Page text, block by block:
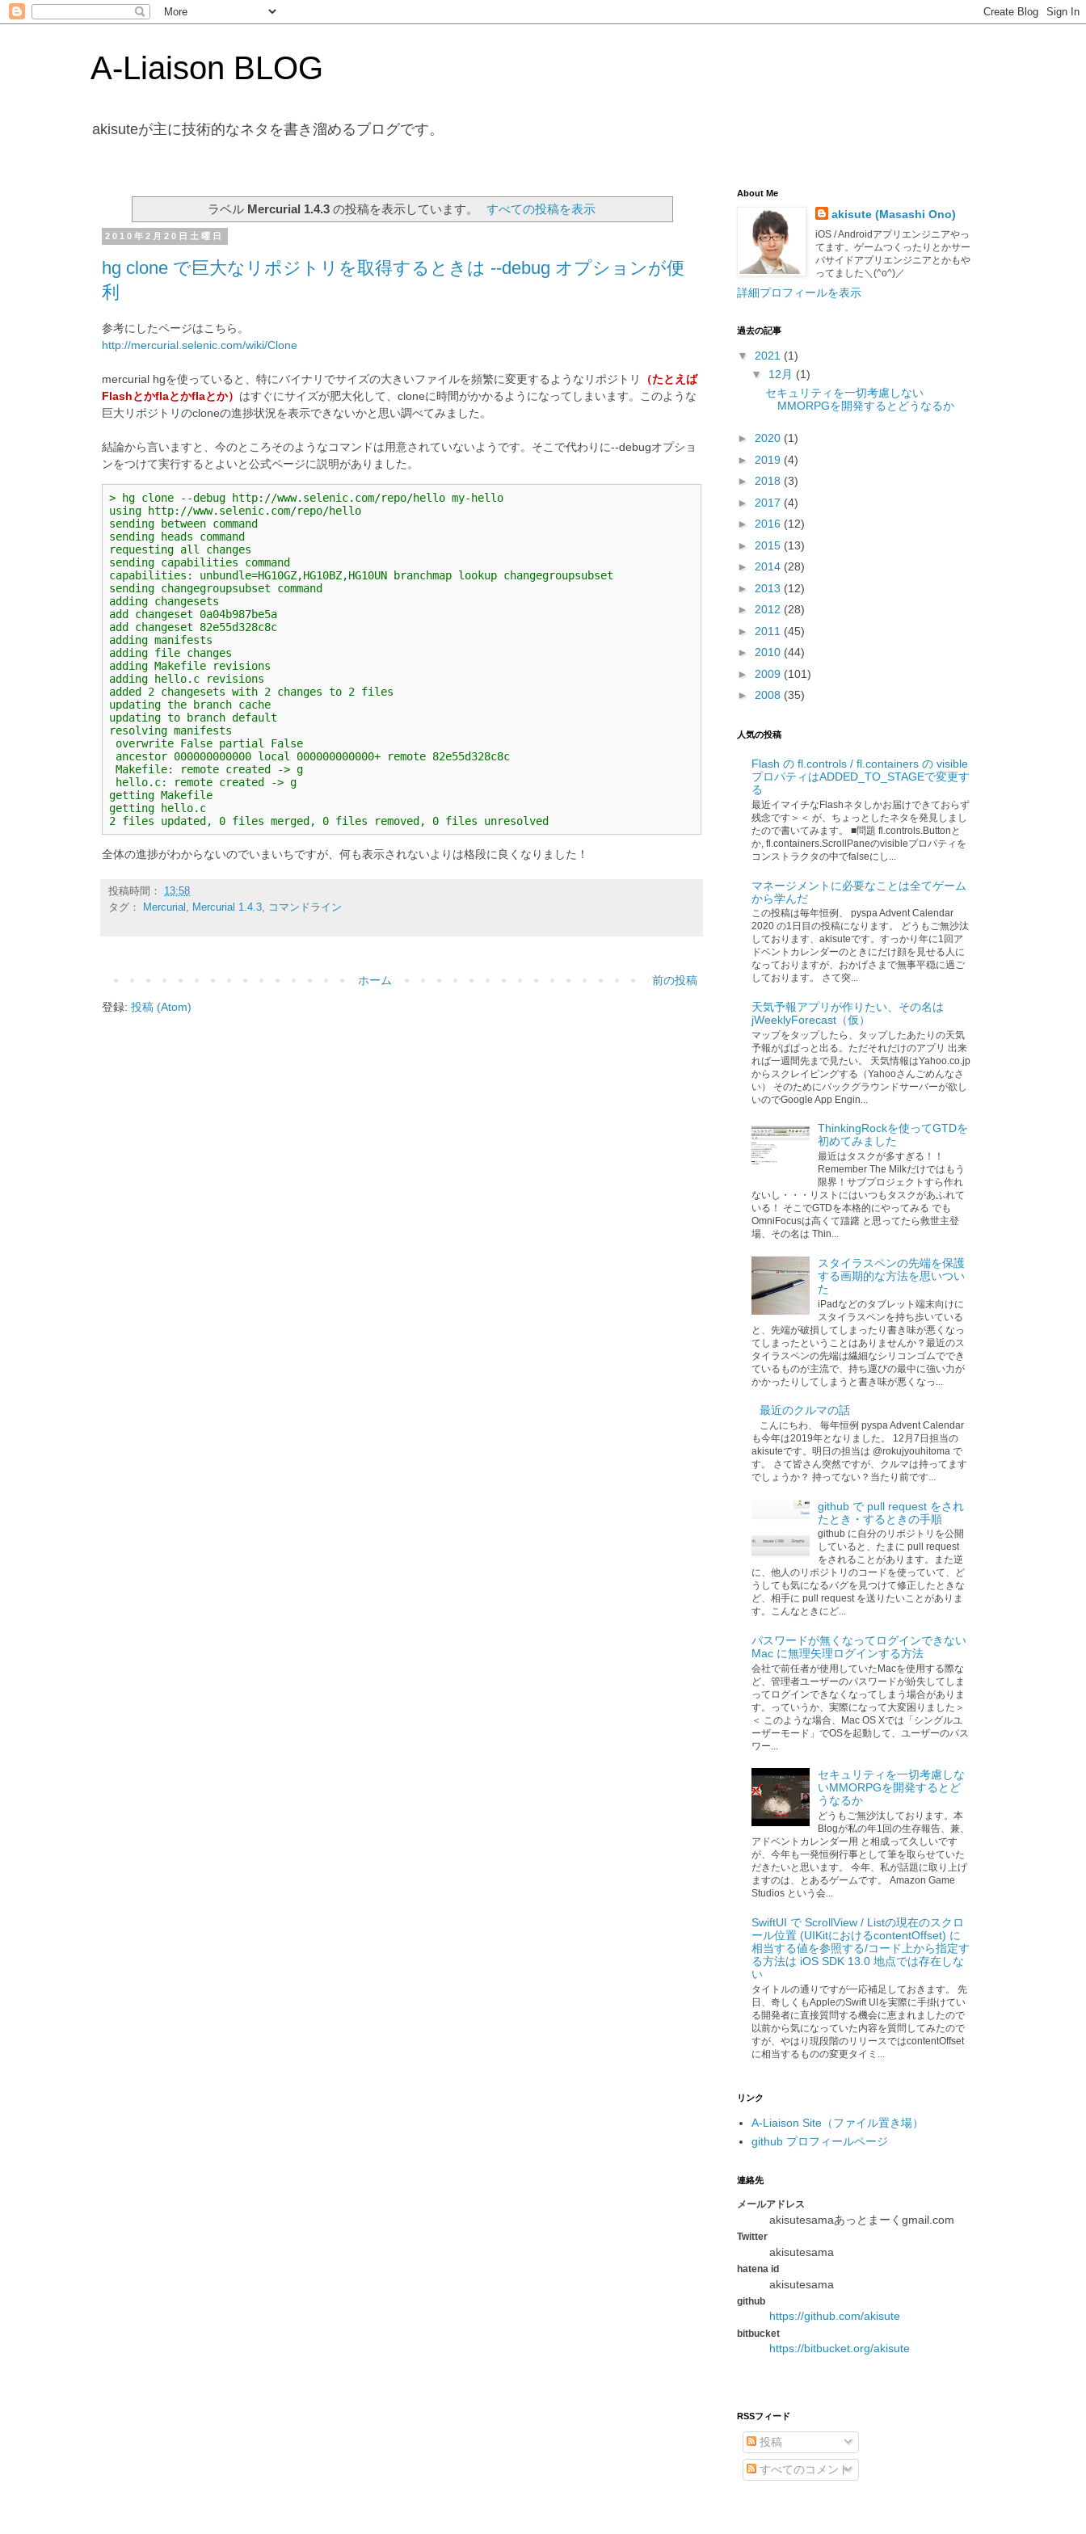
A-Liaison BLOG
akisuteが主に技術的なネタを書き溜めるブログです。
ラベル Mercurial 1.4.3の投稿を表示しています。 すべての投稿を表示
2010年2月20日土曜日
hg clone で巨大なリポジトリを取得するときは --debug オプションが便
利
参考にしたページはこちら。
http://mercurial.selenic.com/wiki/Clone
mercurial hgを使っていると、特にバイナリでサイズの大きいファイルを頻繁に変更するようなリポジトリ
（たとえば
Flashとかflaとかflaとか） はすぐにサイズが肥大化して、cloneに時間がかかるようになってしまいます。このような
巨大リポジトリのcloneの進捗状況を表示できないかと思い調べてみました。
結論から言いますと、今のところそのようなコマンドは用意されていないようです。そこで代わりに--debugオプショ
ンをつけて実行するとよいと公式ページに説明がありました。
> hg clone --debug http://www.selenic.com/repo/hello my-hello
using http://www.selenic.com/repo/hello
sending between command
sending heads command
requesting all changes
sending capabilities command
capabilities: unbundle=HG10GZ,HG10BZ,HG10UN branchmap lookup changegroupsubset
sending changegroupsubset command
adding changesets
add changeset 0a04b987be5a
add changeset 82e55d328c8c
adding manifests
adding file changes
adding Makefile revisions
adding hello.c revisions
added 2 changesets with 2 changes to 2 files
updating the branch cache
updating to branch default
resolving manifests
overwrite False partial False
ancestor 000000000000 local 000000000000+ remote 82e55d328c8c
Makefile: remote created -> g
hello.c: remote created -> g
getting Makefile
getting hello.c
2 files updated, 0 files merged, 0 files removed, 0 files unresolved
全体の進捗がわからないのでいまいちですが、何も表示されないよりは格段に良くなりました！
投稿時間： 13:58
タグ：
Mercurial , Mercurial 1.4.3, コマンドライン
前の投稿
ホーム
登録: 投稿 (Atom)
About Me
akisute (Masashi Ono)
iOS / Androidアプリエンジニアやっ
てます。ゲームつくったりとかサー
バサイドアプリエンジニアとかもや
ってました＼(^o^)／
詳細プロフィールを表示
過去の記事
▼ 2021 (1)
▼ 12月 (1)
セキュリティを一切考慮しない
MMORPGを開発するとどうなるか
► 2020 (1)
► 2019 (4)
► 2018 (3)
► 2017 (4)
► 2016 (12)
► 2015 (13)
► 2014 (28)
► 2013 (12)
► 2012 (28)
► 2011 (45)
► 2010 (44)
► 2009 (101)
► 2008 (35)
人気の投稿
Flash の fl.controls / fl.containers の visible
プロパティはADDED_TO_STAGEで変更す
る
最近イマイチなFlashネタしかお届けできておらず
残念です＞＜ が、ちょっとしたネタを発見しまし
たので書いてみます。 ■問題 fl.controls.Buttonと
か, fl.containers.ScrollPaneのvisibleプロパティを
コンストラクタの中でfalseにし...
マネージメントに必要なことは全てゲーム
から学んだ
この投稿は毎年恒例、 pyspa Advent Calendar
2020 の1日目の投稿になります。 どうもご無沙汰
しております、akisuteです。すっかり年に1回ア
ドベントカレンダーのときにだけ顔を見せる人に
なっておりますが、おかげさまで無事平穏に過ご
しております。 さて突...
天気予報アプリが作りたい、その名は
jWeeklyForecast（仮）
マップをタップしたら、タップしたあたりの天気
予報がぱぱっと出る。ただそれだけのアプリ 出来
れば一週間先まで見たい。 天気情報はYahoo.co.jp
からスクレイピングする（Yahooさんごめんなさ
い） そのためにバックグラウンドサーバーが欲し
いのでGoogle App Engin...
ThinkingRockを使ってGTDを
初めてみました
最近はタスクが多すぎる！！
Remember The Milkだけではもう
限界！サブプロジェクトすら作れ
ないし・・・リストにはいつもタスクがあふれて
いる！ そこでGTDを本格的にやってみる でも
OmniFocusは高くて躊躇 と思ってたら救世主登
場、その名は Thin...
スタイラスペンの先端を保護
する画期的な方法を思いつい
た
iPadなどのタブレット端末向けに
スタイラスペンを持ち歩いている
と、先端が破損してしまったり書き味が悪くなっ
てしまったということはありませんか？最近のス
タイラスペンの先端は繊細なシリコンゴムででき
ているものが主流で、持ち運びの最中に強い力が
かかったりしてしまうと書き味が悪くなっ...
最近のクルマの話
こんにちわ、 毎年恒例 pyspa Advent Calendar
も今年は2019年となりました。 12月7日担当の
akisuteです。明日の担当は @rokujyouhitoma で
す。 さて皆さん突然ですが、クルマは持ってます
でしょうか？ 持ってない？当たり前です...
github で pull request をされ
たとき・するときの手順
github に自分のリポジトリを公開
していると、たまに pull request
をされることがあります。また逆
に、他人のリポジトリのコードを使っていて、ど
うしても気になるバグを見つけて修正したときな
ど、相手に pull request を送りたいことがありま
す。こんなときにど...
パスワードが無くなってログインできない
Mac に無理矢理ログインする方法
会社で前任者が使用していたMacを使用する際な
ど、管理者ユーザーのパスワードが紛失してしま
ってログインできなくなってしまう場合がありま
す。っていうか、実際になって大変困りました＞
＜ このような場合、Mac OS Xでは「シングルユ
ーザーモード」でOSを起動して、ユーザーのパス
ワー...
セキュリティを一切考慮しな
いMMORPGを開発するとど
うなるか
どうもご無沙汰しております。本
Blogが私の年1回の生存報告、兼、
アドベントカレンダー用 と相成って久しいです
が、今年も一発恒例行事として筆を取らせていた
だきたいと思います。 今年、私が話題に取り上げ
ますのは、とあるゲームです。 Amazon Game
Studios という会...
SwiftUI で ScrollView / Listの現在のスクロ
ール位置 (UIKitにおけるcontentOffset) に
相当する値を参照する/コード上から指定す
る方法は iOS SDK 13.0 地点では存在しな
い
タイトルの通りですが一応補足しておきます。 先
日、奇しくもAppleのSwift UIを実際に手掛けてい
る開発者に直接質問する機会に恵まれましたので
以前から気になっていた内容を質問してみたので
すが、やはり現段階のリリースではcontentOffset
に相当するものの変更タイミ...
リンク
A-Liaison Site（ファイル置き場）
github プロフィールページ
連絡先
メールアドレス
akisutesamaあっとまーくgmail.com
Twitter
akisutesama
hatena id
akisutesama
github
https://github.com/akisute
bitbucket
https://bitbucket.org/akisute
RSSフィード
投稿
すべてのコメント